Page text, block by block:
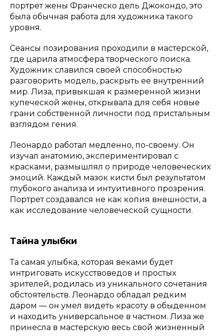
портрет жены Франческо дель Джокондо, это
была обычная работа для художника такого
уровня.
Сеансы позирования проходили в мастерской,
где царила атмосфера творческого поиска.
Художник славился своей способностью
разговорить модель, раскрыть ее внутренний
мир. Лиза, привыкшая к размеренной жизни
купеческой жены, открывала для себя новые
грани собственной личности под пристальным
взглядом гения.
Леонардо работал медленно, по-своему. Он
изучал анатомию, экспериментировал с
красками, размышлял о природе человеческих
эмоций. Каждый мазок кисти был результатом
глубокого анализа и интуитивного прозрения.
Портрет создавался не как копия внешности, а
как исследование человеческой сущности.
Тайна улыбки
Та самая улыбка, которая веками будет
интриговать искусствоведов и простых
зрителей, родилась из уникального сочетания
обстоятельств. Леонардо обладал редким
даром — он умел видеть красоту в обыденном
и находить универсальное в частном. Лиза же
принесла в мастерскую весь свой жизненный